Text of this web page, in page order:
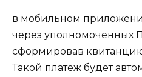
в мобильном
через уполномоченных
сформировав квитанцию
Такой платеж будет